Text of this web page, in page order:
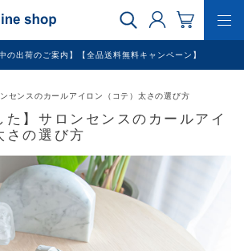
の出荷のご案内】【全品送料無料キャンペーン】
センスのカールアイロン（コテ）太さの選び方
た】サロンセンスのカールアイ
さの選び方